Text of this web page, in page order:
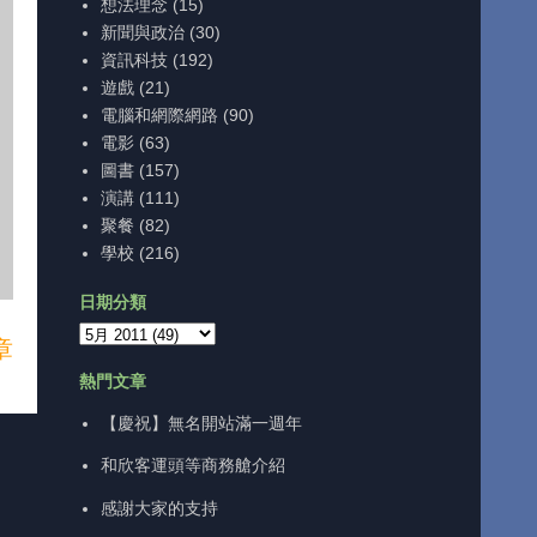
想法理念 (15)
新聞與政治 (30)
資訊科技 (192)
遊戲 (21)
電腦和網際網路 (90)
電影 (63)
圖書 (157)
演講 (111)
聚餐 (82)
學校 (216)
日期分類
熱門文章
【慶祝】無名開站滿一週年
和欣客運頭等商務艙介紹
感謝大家的支持